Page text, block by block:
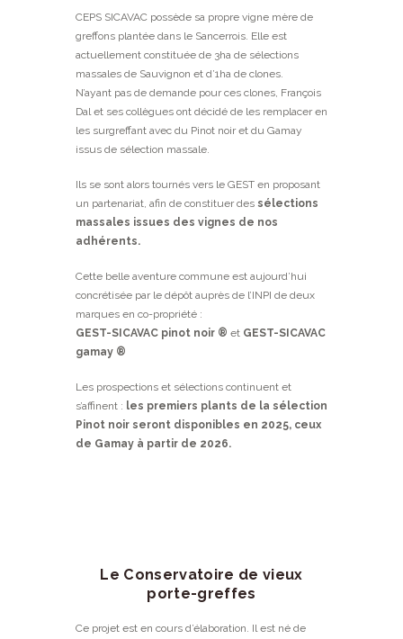
CEPS SICAVAC possède sa propre vigne mère de
greffons plantée dans le Sancerrois. Elle est
actuellement constituée de 3ha de sélections
massales de Sauvignon et d’1ha de clones.
N’ayant pas de demande pour ces clones, François
Dal et ses collègues ont décidé de les remplacer en
les surgreffant avec du Pinot noir et du Gamay
issus de sélection massale.
Ils se sont alors tournés vers le GEST en proposant
un partenariat, afin de constituer des sélections
massales issues des vignes de nos
adhérents.
Cette belle aventure commune est aujourd’hui
concrétisée par le dépôt auprès de l’INPI de deux
marques en co-propriété :
GEST-SICAVAC pinot noir ® et GEST-SICAVAC
gamay ®
Les prospections et sélections continuent et
s’affinent : les premiers plants de la sélection
Pinot noir seront disponibles en 2025, ceux
de Gamay à partir de 2026.
Le Conservatoire de vieux
porte-greffes
Ce projet est en cours d’élaboration. Il est né de